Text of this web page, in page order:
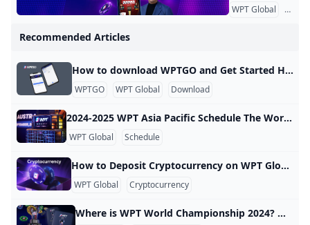
WPT Global KYC
Recommended Articles
How to download WPTGO and Get Started How to Download WPTGO and Get Started with Online Poker Getting started with WPTGO, the online poker platform associated with the World Poker Tour, is simple and quick. Follow these easy steps to download the software and set up your account. Step 1: Download the WPTGO App To begin, click the Download Now button on the WPTGO website. This action will initiate the download of the poker software to your computer.
WPTGO WPT Global Download
2024-2025 WPT Asia Pacific Schedule The World Poker Tour (WPT) has announced several events for its Asia Pacific schedule in 2024 and 2025. Here are the key details: 2024 WPT Asia Pacific Schedule WPT Prime Vietnam: May 14 to 27, 2024 at Crown Poker Club in Hanoi, Vietnam WPT Prime Taiwan: August 6 to 19, 2024 at Asia Poker Arena in Taipei City, Taiwan WPT Vietnam - Passport to the World Championship: October 4 to 14, 2024 at Crown Poker Club in Hanoi, Vietnam
WPT Global Schedule
How to Deposit Cryptocurrency on WPT Global? Comment effectuer un dépôt en crypto-monnaie sur WPT Global ? Pour effectuer un dépôt en crypto-monnaie, vous devez disposer d’un portefeuille de crypto-monnaies contenant des pièces. Connectez-vous à votre compte de joueur WPT Global et accédez à la caisse. Cliquez sur « Dépôt » et choisissez « Cryptotraitement » parmi les options disponibles. Sélectionnez la devise avec laquelle vous souhaitez effectuer le dépôt et saisissez le montant souhaité en USD. À l’étape suivante, une adresse unique vous sera attribuée pour envoyer la crypto-monnaie.
WPT Global Cryptocurrency
Where is WPT World Championship 2024? Where is WPT 2024? The 2024 WPT World Championship will take place at Wynn Las Vegas. A complete schedule for the festival will be finalized and announced in the coming months. For the latest updates on this event and all other World Poker Tour happenings, visit WPT.com. To learn more about the venue, check out WynnLasVegas.com.